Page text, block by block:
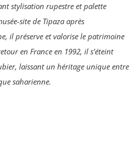
stylisation rupestre et palette
site de Tipaza après
il préserve et valorise le patrimoine
en France en 1992, il s’éteint
laissant un héritage unique entre
saharienne.